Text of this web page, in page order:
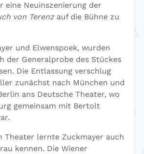
eine Neuinszenierung der
von Terenzauf die Bühne zu
und Elwenspoek, wurden
der Generalprobe des Stückes
Die Entlassung verschlug
zunächst nach München und
ans Deutsche Theater, wo
gemeinsam mit Bertolt
Theater lernte Zuckmayer auch
kennen. Die Wiener